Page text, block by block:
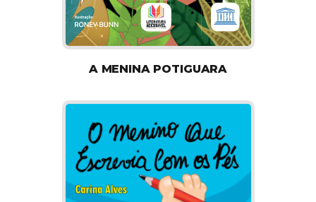
A MENINA POTIGUARA